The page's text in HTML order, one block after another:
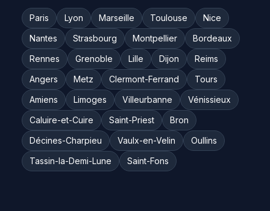
Paris Lyon Marseille Toulouse
Nice
Nantes
Strasbourg Montpellier
Bordeaux
Rennes
Grenoble Lille Dijon
Reims
Angers
Metz Clermont-Ferrand
Tours
Amiens
Limoges Villeurbanne
Vénissieux
Caluire-et-Cuire
Saint-Priest
Bron
Décines-Charpieu
Vaulx-en-Velin
Oullins
Tassin-la-Demi-Lune
Saint-Fons